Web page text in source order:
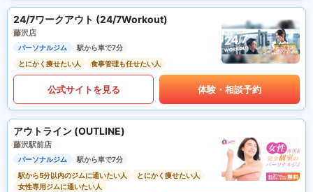
24/7ワークアウト (24/7Workout)
藤沢店
パーソナルジム
駅から車で7分
とにかく痩せたい人
食事管理も任せたい人
公式サイトを見る 体験・相談予約
アウトライン (OUTLINE)
藤沢駅前店
パーソナルジム
駅から車で7分
駅から5分以内のジムに通いたい人
とにかく痩せたい人
女性専用ジムに通いたい人